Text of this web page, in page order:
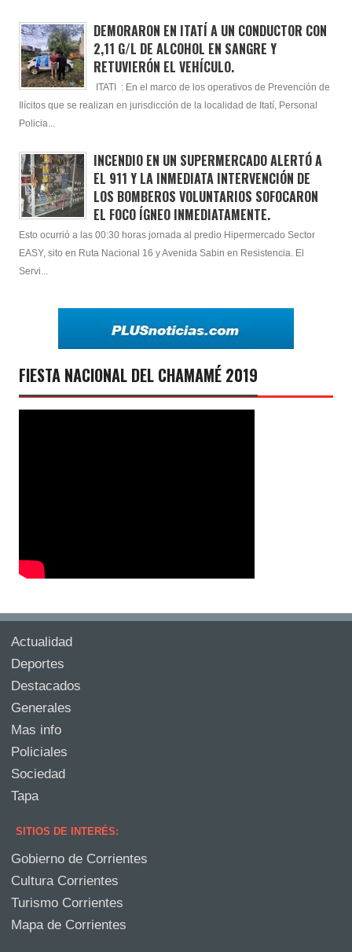
DEMORARON EN ITATÍ A UN CONDUCTOR CON
2,11 G/L DE ALCOHOL EN SANGRE Y
RETUVIERÓN EL VEHÍCULO.
ITATI : En el marco de los operativos de Prevención de
Ilícitos que se realizan en jurisdicción de la localidad de Itatí, Personal
Policia...
INCENDIO EN UN SUPERMERCADO ALERTÓ A
EL 911 Y LA INMEDIATA INTERVENCIÓN DE
LOS BOMBEROS VOLUNTARIOS SOFOCARON
EL FOCO ÍGNEO INMEDIATAMENTE.
Esto ocurrió a las 00:30 horas jornada al predio Hipermercado Sector
EASY, sito en Ruta Nacional 16 y Avenida Sabin en Resistencia. El
Servi...
FIESTA NACIONAL DEL CHAMAMÉ 2019
Actualidad
Deportes
Destacados
Generales
Mas info
Policiales
Sociedad
Tapa
SITIOS DE INTERÉS:
Gobierno de Corrientes
Cultura Corrientes
Turismo Corrientes
Mapa de Corrientes